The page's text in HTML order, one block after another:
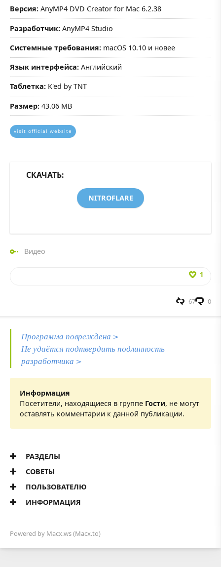
Версия: AnyMP4 DVD Creator for Mac 6.2.38
Разработчик: AnyMP4 Studio
Системные требования: macOS 10.10 и новее
Язык интерфейса: Английский
Таблетка: K'ed by TNT
Размер: 43.06 MB
visit official website
СКАЧАТЬ:
NITROFLARE
Видео
1
0
67
Программа повреждена >
Не удаётся подтвердить подлинность
разработчика >
Информация
Посетители, находящиеся в группе Гости, не могут
оставлять комментарии к данной публикации.
РАЗДЕЛЫ
СОВЕТЫ
ПОЛЬЗОВАТЕЛЮ
ИНФОРМАЦИЯ
Powered by Macx.ws(Macx.to)